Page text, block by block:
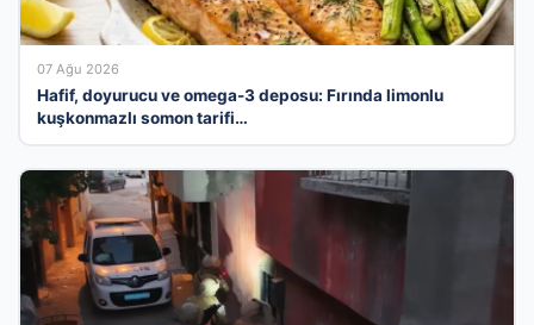
07 Ağu 2026
Hafif, doyurucu ve omega-3 deposu: Fırında limonlu
kuşkonmazlı somon tarifi…